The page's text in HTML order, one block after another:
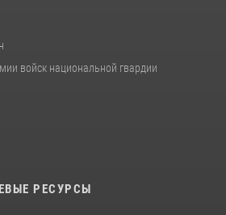
войск национальной гвардии
РЕСУРСЫ